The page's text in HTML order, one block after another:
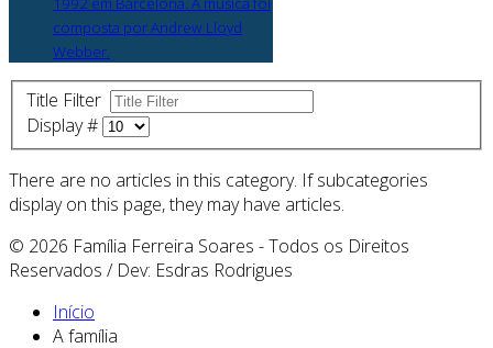
composta por Andrew Lloyd
Webber.
Title Filter
Display #
There are no articles in this category. If subcategories
display on this page, they may have articles.
© 2026 Família Ferreira Soares - Todos os Direitos
Reservados / Dev: Esdras Rodrigues
Início
A família